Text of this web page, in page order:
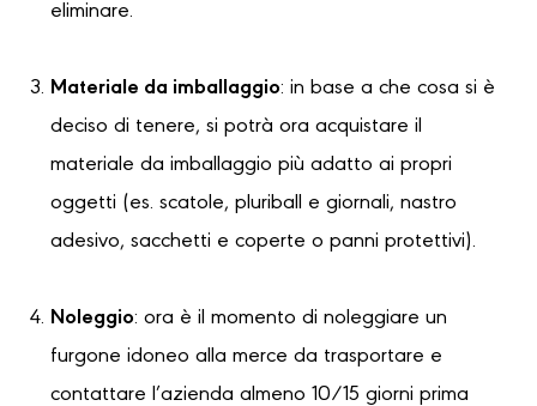
eliminare.
Materiale da imballaggio: in base a che cosa si è
deciso di tenere, si potrà ora acquistare il
materiale da imballaggio più adatto ai propri
oggetti (es. scatole, pluriball e giornali, nastro
adesivo, sacchetti e coperte o panni protettivi).
Noleggio: ora è il momento di noleggiare un
furgone idoneo alla merce da trasportare e
contattare l’azienda almeno 10/15 giorni prima